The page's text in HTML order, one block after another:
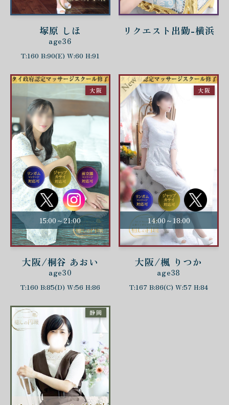
塚原 しほ
age36
T:160 B:90(E) W:60 H:91
リクエスト出勤-横浜
15:00～21:00
大阪/桐谷 あおい
age30
T:160 B:85(D) W:56 H:86
大阪
14:00～18:00
大阪/楓 りつか
age38
T:167 B:86(C) W:57 H:84
大阪
静岡